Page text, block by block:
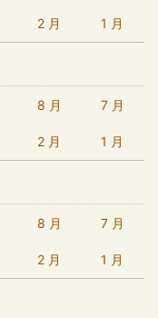
2 月 1 月
8 月 7 月
2 月 1 月
8 月 7 月
2 月 1 月